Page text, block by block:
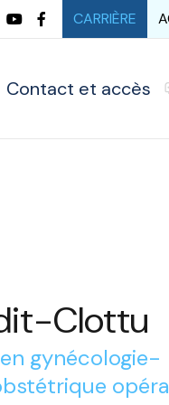
CARRIÈRE
Contact et accès
Clottu
gynécologie-